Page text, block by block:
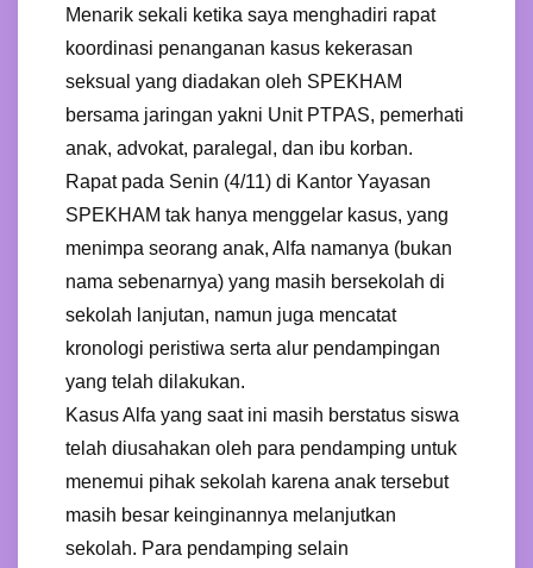
Menarik sekali ketika saya menghadiri rapat
koordinasi penanganan kasus kekerasan
seksual yang diadakan oleh SPEKHAM
bersama jaringan yakni Unit PTPAS, pemerhati
anak, advokat, paralegal, dan ibu korban.
Rapat pada Senin (4/11) di Kantor Yayasan
SPEKHAM tak hanya menggelar kasus, yang
menimpa seorang anak, Alfa namanya (bukan
nama sebenarnya) yang masih bersekolah di
sekolah lanjutan, namun juga mencatat
kronologi peristiwa serta alur pendampingan
yang telah dilakukan.
Kasus Alfa yang saat ini masih berstatus siswa
telah diusahakan oleh para pendamping untuk
menemui pihak sekolah karena anak tersebut
masih besar keinginannya melanjutkan
sekolah. Para pendamping selain